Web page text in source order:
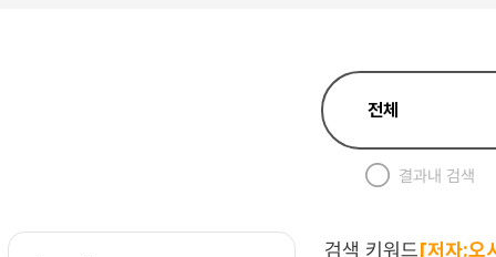
결과내 검색
검색 키워드[저자:오